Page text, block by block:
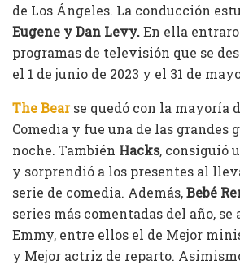
de Los Ángeles. La conducción
Eugene y Dan Levy.En ella
programas de televisión que se
el 1 de junio de 2023 y el 31 de
The Bearse quedó con la mayoría
Comedia y fue una de las grandes
noche. También Hacks, consiguió
y sorprendió a los presentes al
serie de comedia. Además,Bebé
series más comentadas del año,
Emmy, entre ellos el de Mejor
y Mejor actriz de reparto.